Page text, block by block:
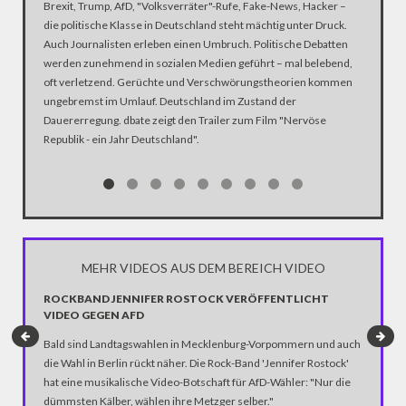
Brexit, Trump, AfD, "Volksverräter"-Rufe, Fake-News, Hacker –
die politische Klasse in Deutschland steht mächtig unter Druck.
Auch Journalisten erleben einen Umbruch. Politische Debatten
werden zunehmend in sozialen Medien geführt – mal belebend,
oft verletzend. Gerüchte und Verschwörungstheorien kommen
ungebremst im Umlauf. Deutschland im Zustand der
Dauererregung. dbate zeigt den Trailer zum Film "Nervöse
Republik - ein Jahr Deutschland".
MEHR VIDEOS AUS DEM BEREICH VIDEO
ROCKBAND JENNIFER ROSTOCK VERÖFFENTLICHT
VIDEO GEGEN AFD
Bald sind Landtagswahlen in Mecklenburg-Vorpommern und auch
die Wahl in Berlin rückt näher. Die Rock-Band 'Jennifer Rostock'
hat eine musikalische Video-Botschaft für AfD-Wähler: "Nur die
dümmsten Kälber, wählen ihre Metzger selber."